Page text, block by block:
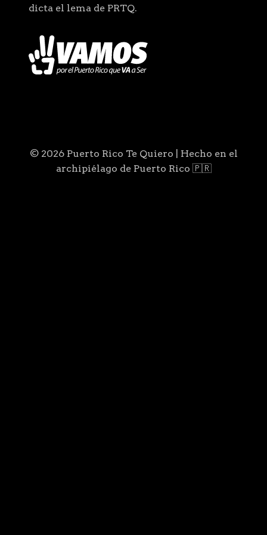
dicta el lema de PRTQ.
© 2026 Puerto Rico Te Quiero | Hecho en el
archipiélago de Puerto Rico 🇵🇷